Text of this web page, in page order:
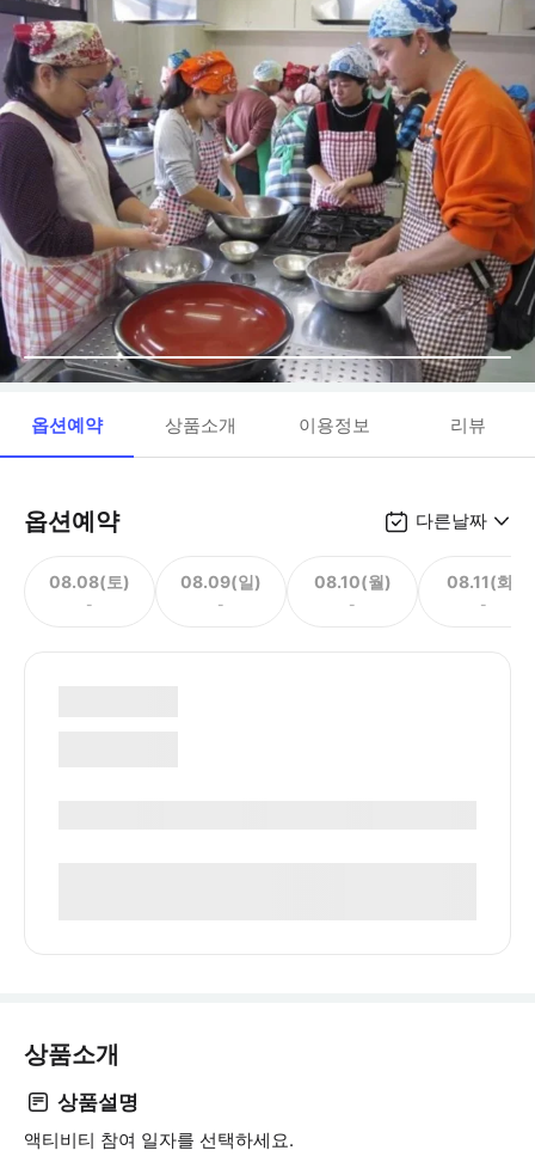
옵션예약 상품소개 이용정보 리뷰
옵션예약 다른날짜
08.08(토)
-
08.09(일)
-
08.10(월)
-
08.11(화)
-
상품소개
상품설명
액티비티 참여 일자를 선택하세요.